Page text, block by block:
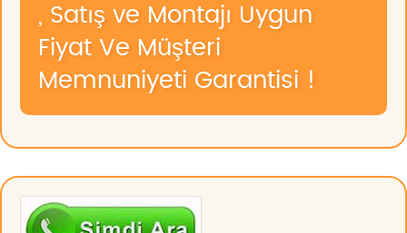
, Satış ve Montajı Uygun
Fiyat Ve Müşteri
Memnuniyeti Garantisi !